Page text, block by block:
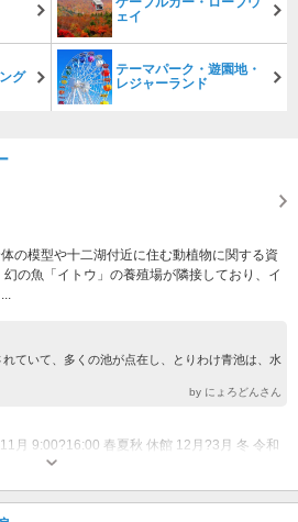
ェイ
グ
テーマパーク・遊園地・
レジャーランド
の模型や十二湖付近に住む動植物に関する資
の魚「イトウ」の養殖場が隣接しており、イ
ていて、多くの池が点在し、とりわけ青池は、水
by にょろどんさん
月 9:00?16:00 春夏秋 休館 12月?3月 冬 令和